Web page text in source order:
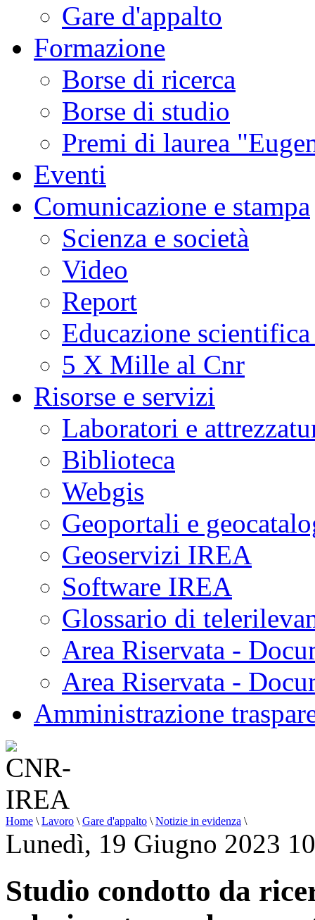
Gare d'appalto
Formazione
Borse di ricerca
Borse di studio
Premi di laurea
Eventi
Comunicazione e stampa
Scienza e società
Video
Report
Educazione
5 X Mille al Cnr
Risorse e servizi
Laboratori e
Biblioteca
Webgis
Geoportali e
Geoservizi IREA
Software IREA
Glossario di
Area Riservata -
Area Riservata -
Amministrazione
Home \ Lavoro \ Gare d'appalto \ Notizie in evidenza \
Lunedì, 19 Giugno 2023
Studio condotto da